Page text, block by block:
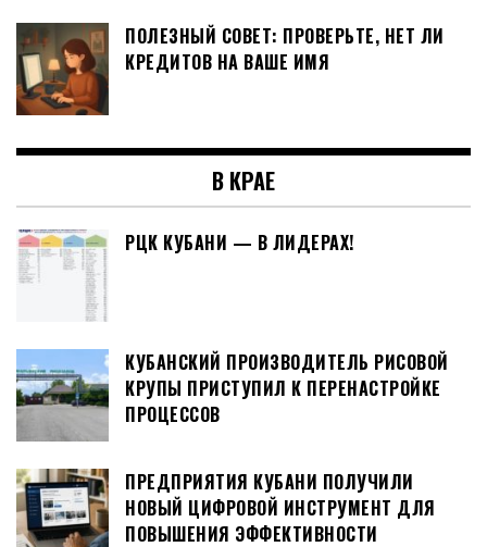
ПОЛЕЗНЫЙ СОВЕТ: ПРОВЕРЬТЕ, НЕТ ЛИ
КРЕДИТОВ НА ВАШЕ ИМЯ
В КРАЕ
РЦК КУБАНИ — В ЛИДЕРАХ!
КУБАНСКИЙ ПРОИЗВОДИТЕЛЬ РИСОВОЙ
КРУПЫ ПРИСТУПИЛ К ПЕРЕНАСТРОЙКЕ
ПРОЦЕССОВ
ПРЕДПРИЯТИЯ КУБАНИ ПОЛУЧИЛИ
НОВЫЙ ЦИФРОВОЙ ИНСТРУМЕНТ ДЛЯ
ПОВЫШЕНИЯ ЭФФЕКТИВНОСТИ